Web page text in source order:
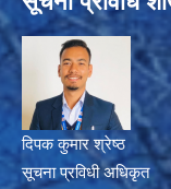
दिपक कुमार श्रेष्ठ
सूचना प्रविधी अधिकृत